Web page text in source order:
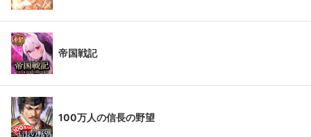
帝国戦記
100万人の信長の野望